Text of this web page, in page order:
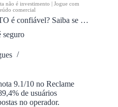
não é investimento | Jogue com
comercial
KTO é confiável? Saiba se o site é seguro
seguro
9.1/10 no Reclame
de usuários
no operador.